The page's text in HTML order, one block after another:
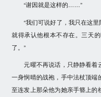
“谢因就是这样的……”
“我们可说好了，我只在这里
就得承认他根本不存在。三天
了。”
元曜不再说话，只静静看着
一身悯晴的战袍，手中法杖顶
至连发上那朵他为她亲手簪上